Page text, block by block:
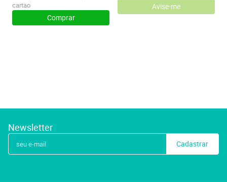
cartao
Comprar
Avise-me
Newsletter
Cadastrar